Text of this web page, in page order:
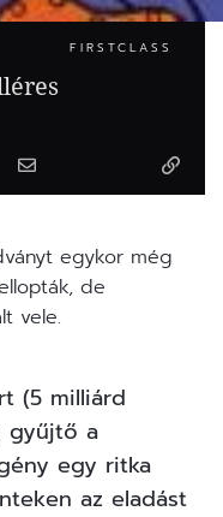
FIRSTCLASS
egykor még
de
vele.
(5 milliárd
gyűjtő a
egy ritka
az eladást